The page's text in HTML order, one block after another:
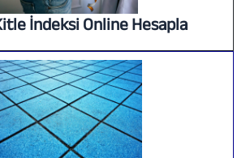
İndeksi Online Hesapla